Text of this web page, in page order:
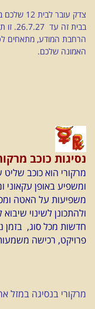
בבית
הרחבת המודע, מתאחים
האמונה שלכם.
נסיגות כוכב
מרקורי הוא כוכב
ומשפיע באופן עקאוני
משפיעות על האטה
ולהתכונן לשינוי
חדשות מכל סוג, בזמן
פרויקט, רכישה
מרקורי בנסיגה במזל אריה מה-